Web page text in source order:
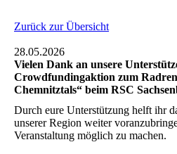
Zurück zur Übersicht
28.05.2026
Vielen Dank an unsere
Crowdfundingaktion zum
Chemnitztals“ beim RSC
Durch eure Unterstützung helft ihr
unserer Region weiter
Veranstaltung möglich zu machen.